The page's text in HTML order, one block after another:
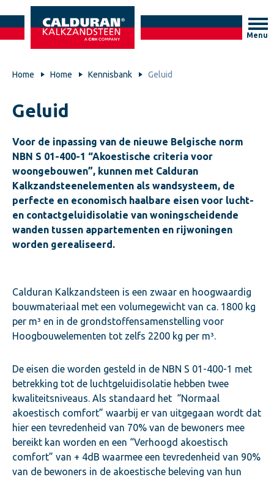
Menu
Home Home Kennisbank Geluid
Geluid
Voor de inpassing van de nieuwe Belgische norm
NBN S 01-400-1 “Akoestische criteria voor
woongebouwen”, kunnen met Calduran
Kalkzandsteenelementen als wandsysteem, de
perfecte en economisch haalbare eisen voor lucht-
en contactgeluidisolatie van woningscheidende
wanden tussen appartementen en rijwoningen
worden gerealiseerd.
Calduran Kalkzandsteen is een zwaar en hoogwaardig
bouwmateriaal met een volumegewicht van ca. 1800 kg
per m³ en in de grondstoffensamenstelling voor
Hoogbouwelementen tot zelfs 2200 kg per m³.
De eisen die worden gesteld in de NBN S 01-400-1 met
betrekking tot de luchtgeluidisolatie hebben twee
kwaliteitsniveaus. Als standaard het “Normaal
akoestisch comfort” waarbij er van uitgegaan wordt dat
hier een tevredenheid van 70% van de bewoners mee
bereikt kan worden en een “Verhoogd akoestisch
comfort” van + 4dB waarmee een tevredenheid van 90%
van de bewoners in de akoestische beleving van hun